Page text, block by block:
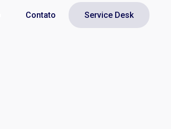
Contato Service Desk